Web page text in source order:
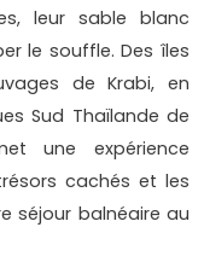
leur sable blanc
le souffle. Des îles
de Krabi, en
Sud Thaïlande de
une expérience
cachés et les
séjour balnéaire au